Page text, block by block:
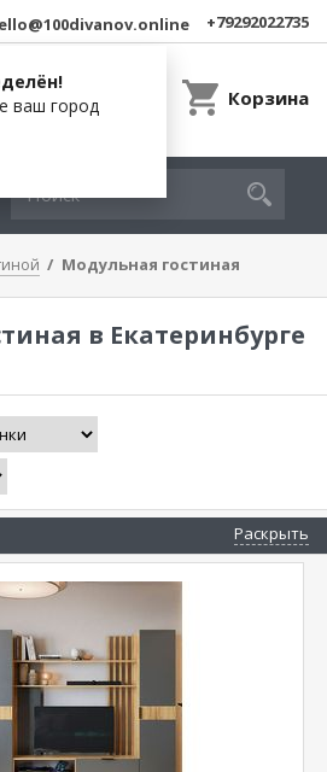
ваш город
+79292022735
Корзина
Модульная гостиная
в Екатеринбурге
Раскрыть